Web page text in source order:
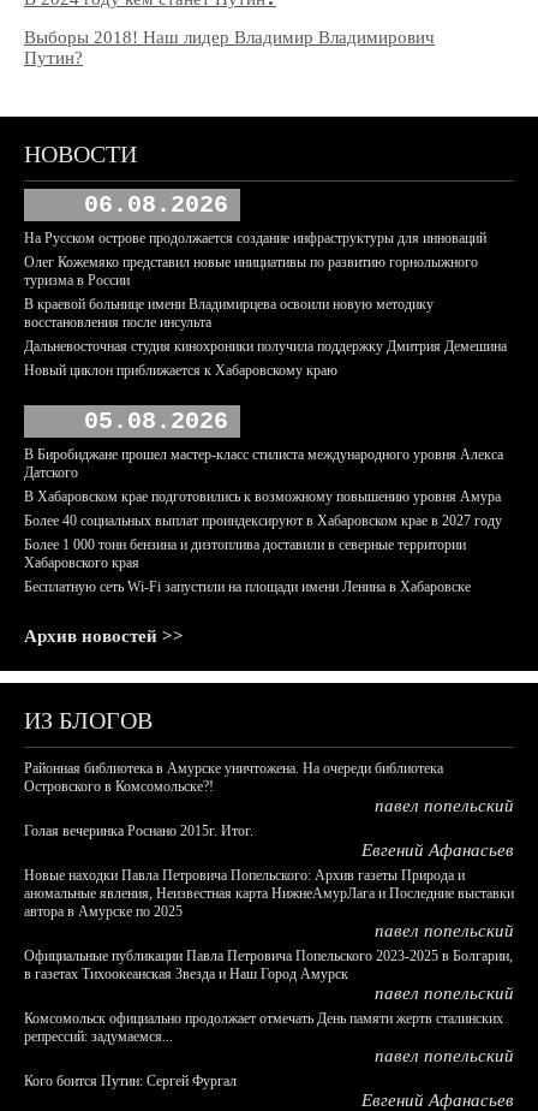
Выборы 2018! Наш лидер Владимир Владимирович
Путин?
НОВОСТИ
06.08.2026
На Русском острове продолжается создание инфраструктуры для инноваций
Олег Кожемяко представил новые инициативы по развитию горнолыжного
туризма в России
В краевой больнице имени Владимирцева освоили новую методику
восстановления после инсульта
Дальневосточная студия кинохроники получила поддержку Дмитрия Демешина
Новый циклон приближается к Хабаровскому краю
05.08.2026
В Биробиджане прошел мастер-класс стилиста международного уровня Алекса
Датского
В Хабаровском крае подготовились к возможному повышению уровня Амура
Более 40 социальных выплат проиндексируют в Хабаровском крае в 2027 году
Более 1 000 тонн бензина и дизтоплива доставили в северные территории
Хабаровского края
Бесплатную сеть Wi-Fi запустили на площади имени Ленина в Хабаровске
Архив новостей >>
ИЗ БЛОГОВ
Районная библиотека в Амурске уничтожена. На очереди библиотека
Островского в Комсомольске?!
павел попельский
Голая вечеринка Роснано 2015г. Итог.
Евгений Афанасьев
Новые находки Павла Петровича Попельского: Архив газеты Природа и
аномальные явления, Неизвестная карта НижнеАмурЛага и Последние выставки
автора в Амурске по 2025
павел попельский
Официальные публикации Павла Петровича Попельского 2023-2025 в Болгарии,
в газетах Тихоокеанская Звезда и Наш Город Амурск
павел попельский
Комсомольск официально продолжает отмечать День памяти жертв сталинских
репрессий: задумаемся...
павел попельский
Кого боится Путин: Сергей Фургал
Евгений Афанасьев